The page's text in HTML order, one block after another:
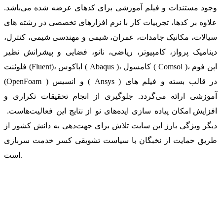
وجود مستندات و فیلم آموزشی برای کدهای عرضه شده می‌باشد.
علاوه بر کدها، تجربیات کار با نرم افزارهای تخصصی در رشته های
سیالات، مکانیک جامدات، عمران، شیمی و مهندسی شیمی، کنترل،
دینامیک پرواز، کامپیوتر، ریاضی، نانو، فضایی و پیشرانش نظیر
فلوئنت (Fluent)، اباکوس ( Abaqus )، کامسول ( Comsol )، اپن فوم
(OpenFoam ) و انسیس ( Ansys ) در قالب بسته‌ و فیلم های
آموزشی ارائه می‌گردد. جلوگیری از انجام تحقیقات تکراری و
افزایش امکان پیاده سازی ایده‌های نو از نتایج این فعالیت‌هاست.
دیگر ویژگی بارز این سایت تلاش برای جهت‌دهی به دانش کشور از
طریق حمایت از نخبگان با سیاست تشویقی کسر خدمت سربازی
است.